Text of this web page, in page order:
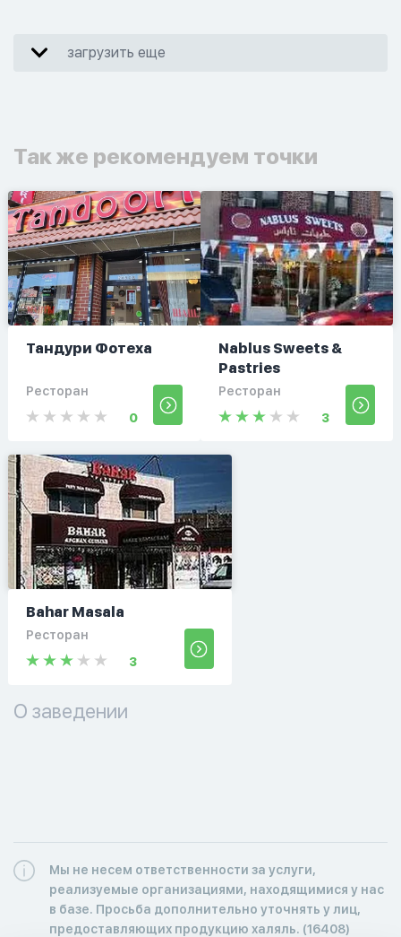
загрузить еще
Так же рекомендуем точки
Тандури Фотеха
Ресторан
0
Nablus Sweets &
Pastries
Ресторан
3
Bahar Masala
Ресторан
3
О заведении
Мы не несем ответственности за услуги,
реализуемые организациями, находящимися у нас
в базе. Просьба дополнительно уточнять у лиц,
предоставляющих продукцию халяль. (16408)